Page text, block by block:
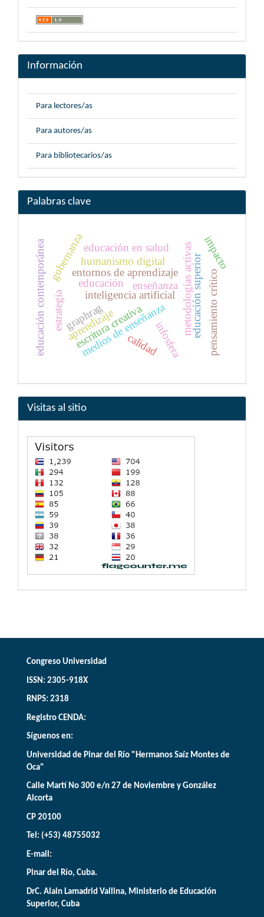
Información
Para lectores/as
Para autores/as
Para bibliotecarios/as
Palabras clave
aprendizaje
inteligencia artificial
medios de enseñanza metodologías activas
entornos de aprendizaje
educación
graphrag educación superior
calidad
gobernanza
educación contemporánea humanismo digital
infosfera pensamiento crítico
estrategia
educación en salud
enseñanza
impacto
escritura creativa
Visitas al sitio
Congreso Universidad
ISSN: 2305-918X
RNPS: 2318
Registro CENDA:
Síguenos en:
Universidad de Pinar del Río "Hermanos Saíz Montes de
Oca"
Calle Martí No 300 e/n 27 de Noviembre y González
Alcorta
CP 20100
Tel: (+53) 48755032
E-mail:
Pinar del Río, Cuba.
DrC. Alain Lamadrid Vallina, Ministerio de Educación
Superior, Cuba